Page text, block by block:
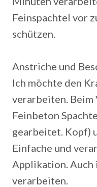
Feinspachtel vor
schützen.
Anstriche und
Ich möchte den
verarbeiten. Beim
Feinbeton
gearbeitet. Kopf)
Einfache und
Applikation. Auch
verarbeiten.